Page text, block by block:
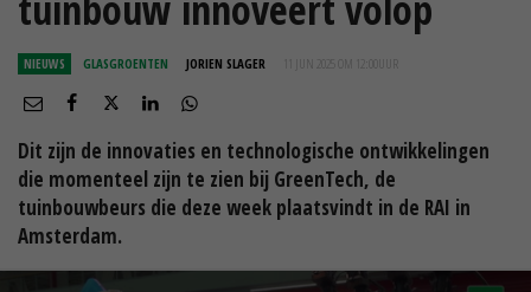
NIEUWS GLASGROENTEN JORIEN SLAGER 11 JUN 2025 OM 12:00
Dit zijn de innovaties en technologische ontwikkelingen
die momenteel zijn te zien bij GreenTech, de
tuinbouwbeurs die deze week plaatsvindt in de RAI in
Amsterdam.